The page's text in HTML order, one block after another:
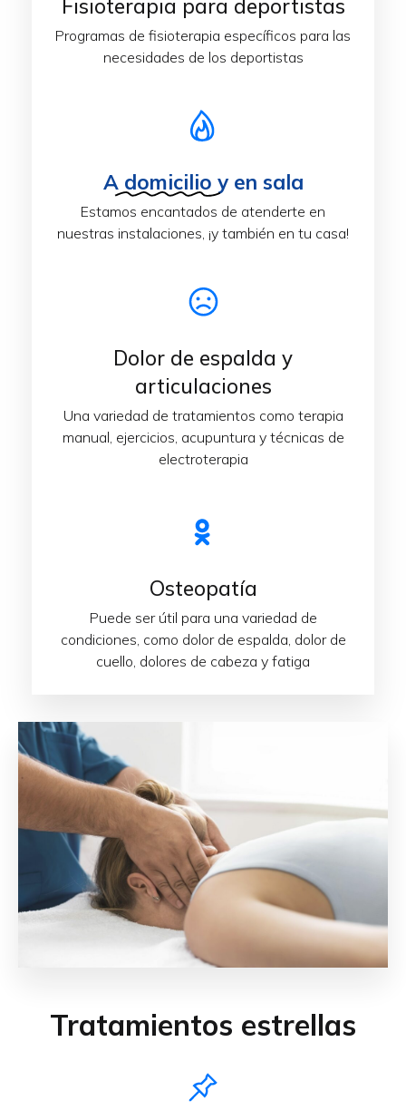
Fisioterapia para deportistas
Programas de fisioterapia específicos para las
necesidades de los deportistas
A domicilio y en sala
Estamos encantados de atenderte en
nuestras instalaciones, ¡y también en tu casa!
Dolor de espalda y
articulaciones
Una variedad de tratamientos como terapia
manual, ejercicios, acupuntura y técnicas de
electroterapia
Osteopatía
Puede ser útil para una variedad de
condiciones, como dolor de espalda, dolor de
cuello, dolores de cabeza y fatiga
Tratamientos estrellas